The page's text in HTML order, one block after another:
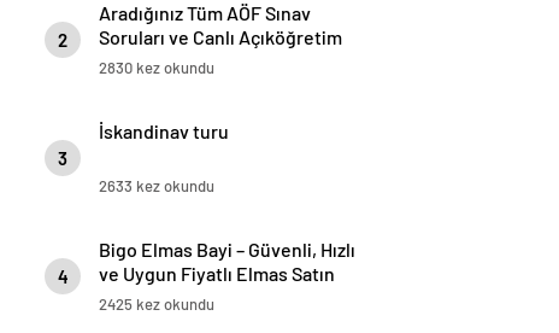
2
Aradığınız Tüm AÖF Sınav
Soruları ve Canlı Açıköğretim
Forumu Burada
2830 kez okundu
3
İskandinav turu
2633 kez okundu
4
Bigo Elmas Bayi – Güvenli, Hızlı
ve Uygun Fiyatlı Elmas Satın
Almanın Yeni Adresi
2425 kez okundu